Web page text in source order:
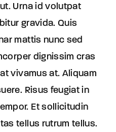
Urna id volutpat
gravida. Quis
mattis nunc sed
dignissim cras
vivamus at. Aliquam
Risus feugiat in
Et sollicitudin
tellus rutrum tellus.